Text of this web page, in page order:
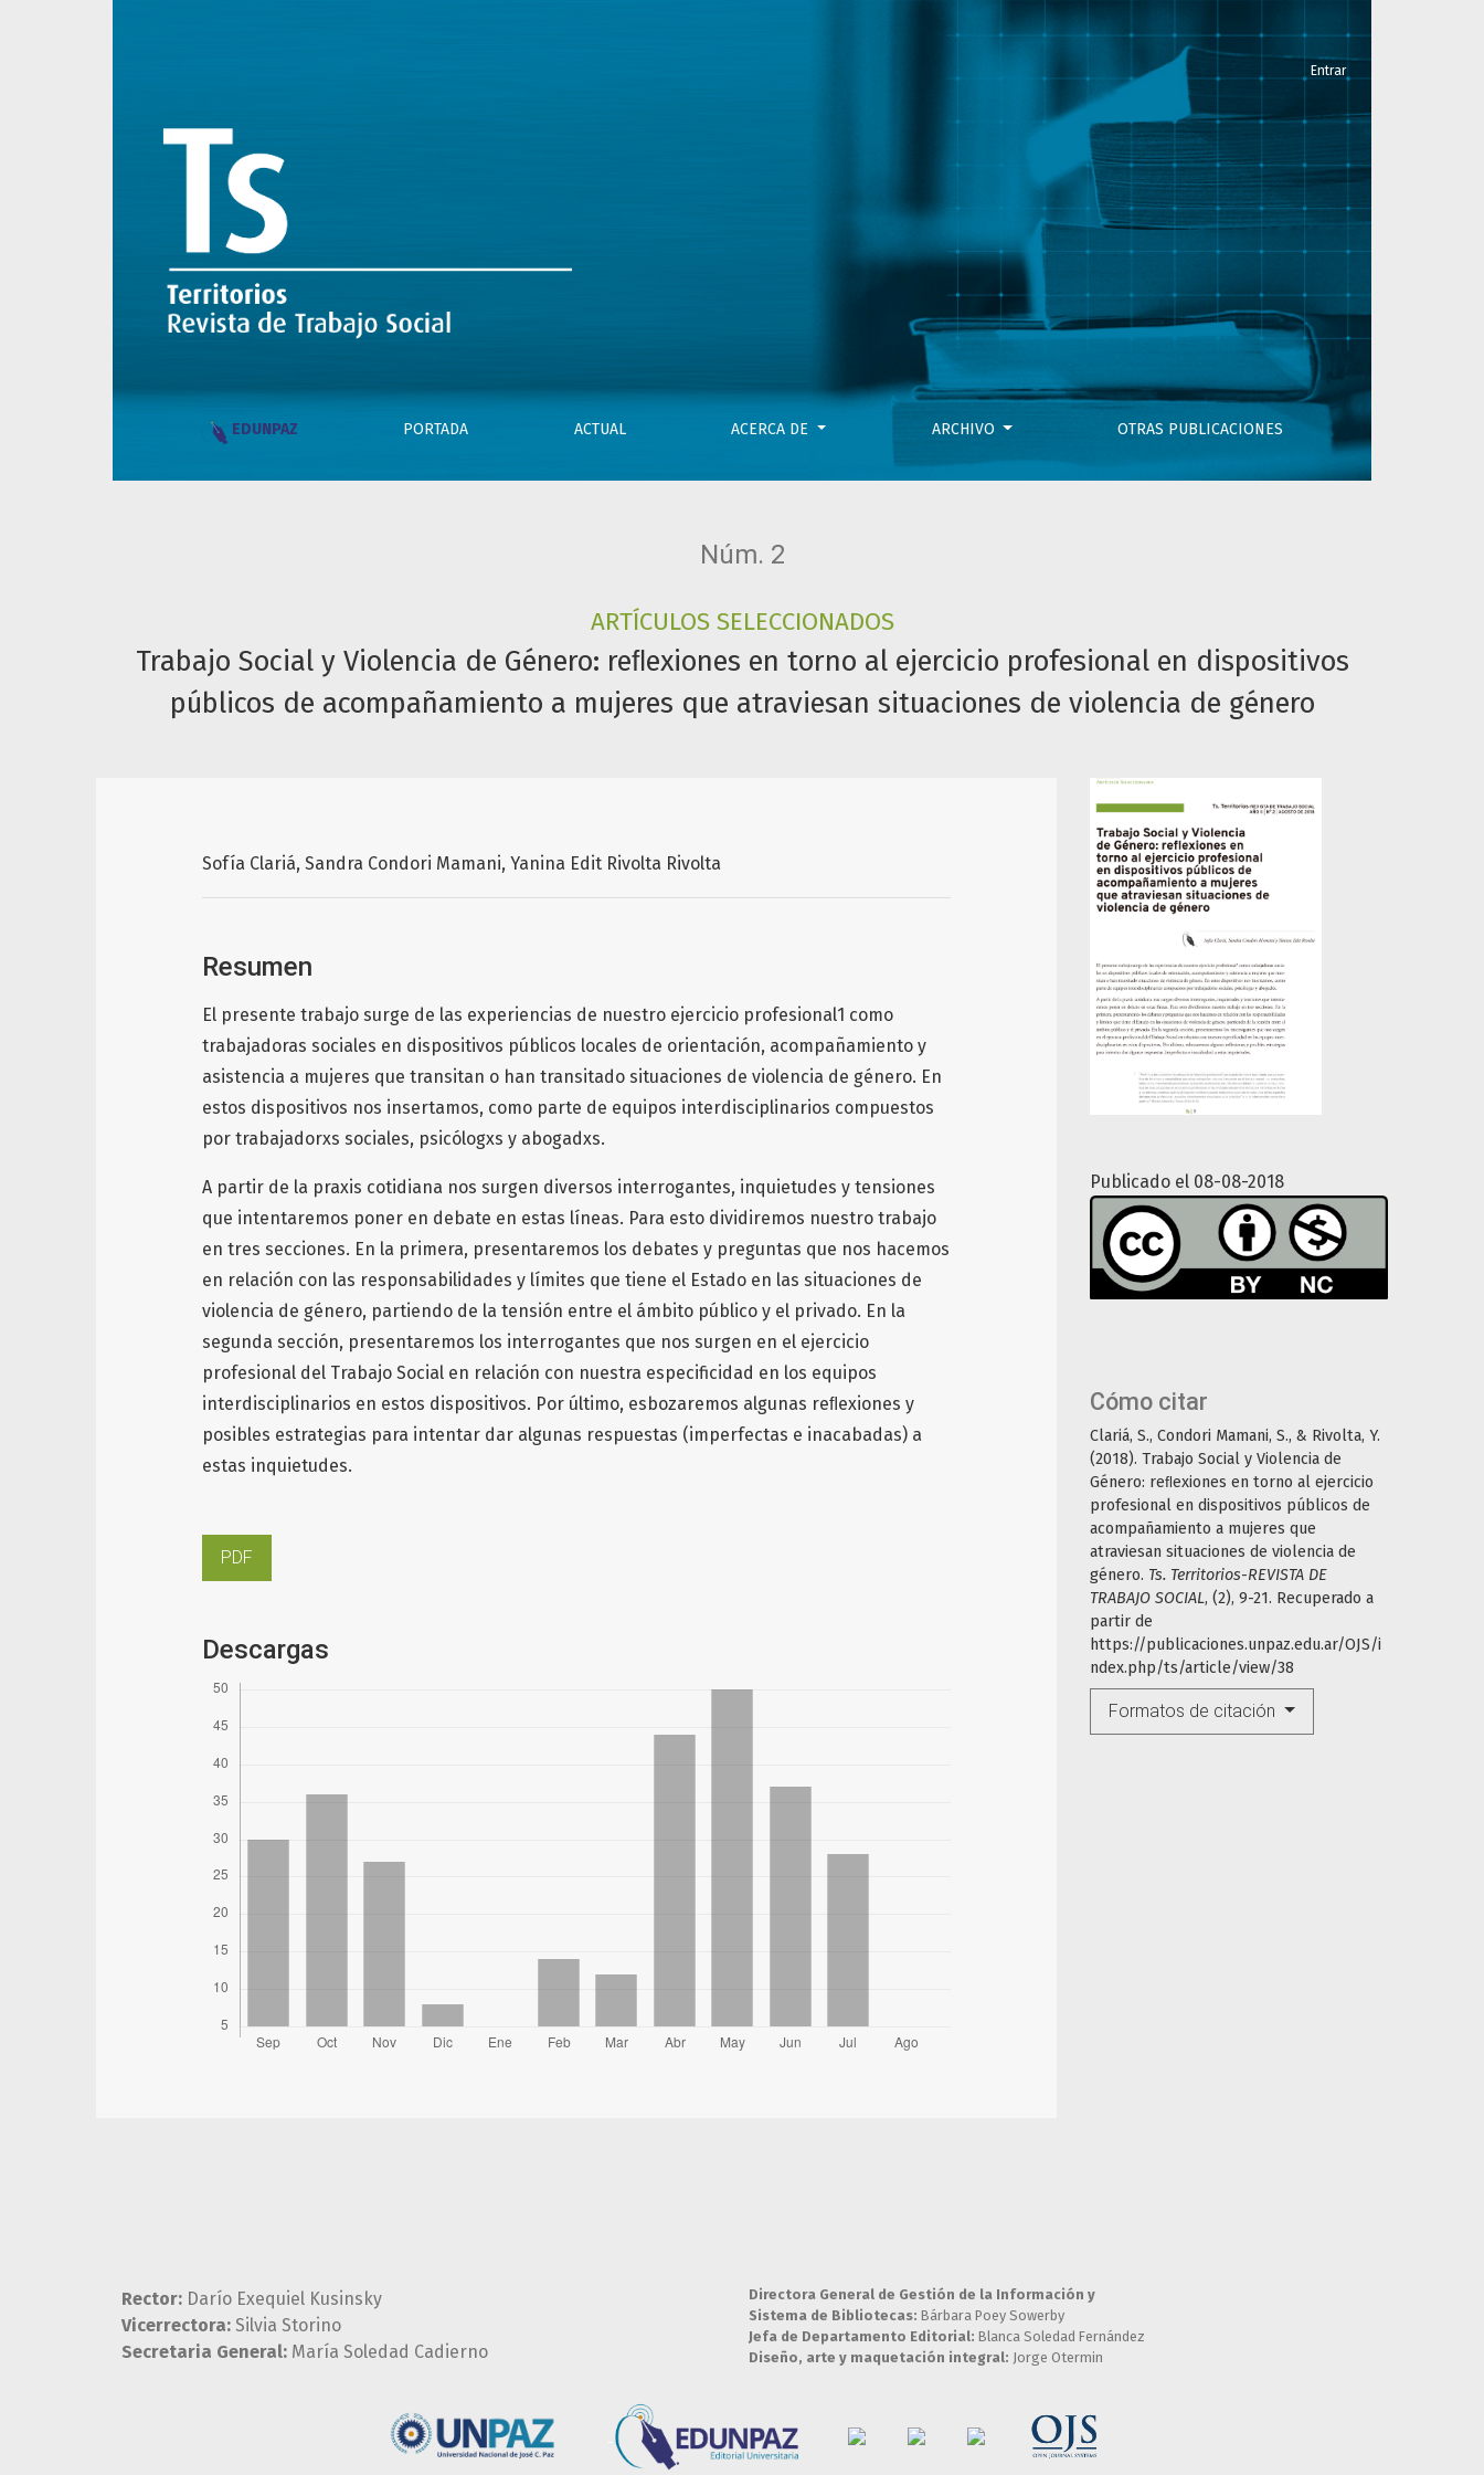
Trabajo Social y Violencia de Género: reﬂexiones en torno al ejercicio profesional en dispositivos públicos de acompañamiento a mujeres que atraviesan situaciones
EDUNPAZ PORTADA ACTUAL ACERCA DE ARCHIVO OTRAS PUBLICACIONES
Entrar
Núm. 2
ARTÍCULOS SELECCIONADOS
Trabajo Social y Violencia de Género: reﬂexiones en torno al ejercicio profesional en dispositivos
públicos de acompañamiento a mujeres que atraviesan situaciones de violencia de género
Publicado el 08-08-2018
Cómo citar
Clariá, S., Condori Mamani, S., & Rivolta, Y.
(2018). Trabajo Social y Violencia de
Género: reﬂexiones en torno al ejercicio
profesional en dispositivos públicos de
acompañamiento a mujeres que
atraviesan situaciones de violencia de
género. Ts. Territorios-REVISTA DE
TRABAJO SOCIAL, (2), 9-21. Recuperado a
partir de
https://publicaciones.unpaz.edu.ar/OJS/i
ndex.php/ts/article/view/38
Formatos de citación
Sofía Clariá Sandra Condori Mamani Yanina Edit Rivolta Rivolta
Resumen
El presente trabajo surge de las experiencias de nuestro ejercicio profesional1 como
trabajadoras sociales en dispositivos públicos locales de orientación, acompañamiento y
asistencia a mujeres que transitan o han transitado situaciones de violencia de género. En
estos dispositivos nos insertamos, como parte de equipos interdisciplinarios compuestos
por trabajadorxs sociales, psicólogxs y abogadxs.
A partir de la praxis cotidiana nos surgen diversos interrogantes, inquietudes y tensiones
que intentaremos poner en debate en estas líneas. Para esto dividiremos nuestro trabajo
en tres secciones. En la primera, presentaremos los debates y preguntas que nos hacemos
en relación con las responsabilidades y límites que tiene el Estado en las situaciones de
violencia de género, partiendo de la tensión entre el ámbito público y el privado. En la
segunda sección, presentaremos los interrogantes que nos surgen en el ejercicio
profesional del Trabajo Social en relación con nuestra especificidad en los equipos
interdisciplinarios en estos dispositivos. Por último, esbozaremos algunas reﬂexiones y
posibles estrategias para intentar dar algunas respuestas (imperfectas e inacabadas) a
estas inquietudes.
PDF
Descargas
Rector: Darío Exequiel Kusinsky
Vicerrectora: Silvia Storino
Secretaria General: María Soledad Cadierno
Directora General de Gestión de la Información y
Sistema de Bibliotecas: Bárbara Poey Sowerby
Jefa de Departamento Editorial: Blanca Soledad Fernández
Diseño, arte y maquetación integral: Jorge Otermin